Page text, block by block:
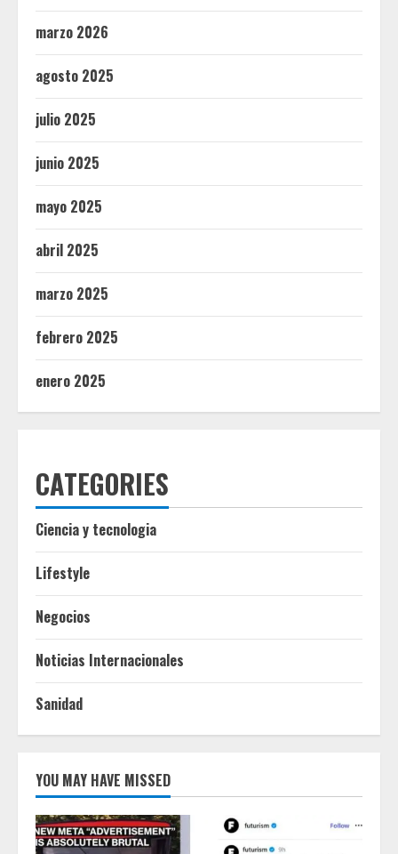
marzo 2026
agosto 2025
julio 2025
junio 2025
mayo 2025
abril 2025
marzo 2025
febrero 2025
enero 2025
CATEGORIES
Ciencia y tecnologia
Lifestyle
Negocios
Noticias Internacionales
Sanidad
YOU MAY HAVE MISSED